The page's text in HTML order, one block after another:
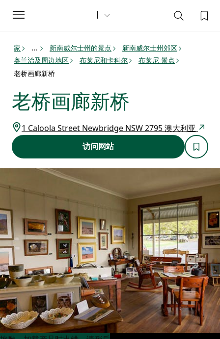
Toggle
navigation
家 ... 新南威尔士州的景点
新南威尔士州郊区
奥兰治及周边地区
布莱尼和卡科尔
布莱尼 景点
老桥画廊新桥
老桥画廊新桥
1 Caloola Street Newbridge NSW 2795 澳大利亚
访问网站